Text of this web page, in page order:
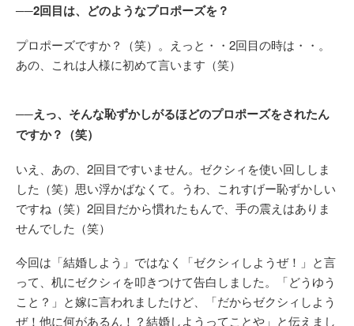
──2回目は、どのようなプロポーズを？
プロポーズですか？（笑）。えっと・・2回目の時は・・。
あの、これは人様に初めて言います（笑）
──えっ、そんな恥ずかしがるほどのプロポーズをされたん
ですか？（笑）
いえ、あの、2回目ですいません。ゼクシィを使い回ししま
した（笑）思い浮かばなくて。うわ、これすげー恥ずかしい
ですね（笑）2回目だから慣れたもんで、手の震えはありま
せんでした（笑）
今回は「結婚しよう」ではなく「ゼクシィしようぜ！」と言
って、机にゼクシィを叩きつけて告白しました。「どうゆう
こと？」と嫁に言われましたけど、「だからゼクシィしよう
ぜ！他に何があるん！？結婚しようってことや」と伝えまし